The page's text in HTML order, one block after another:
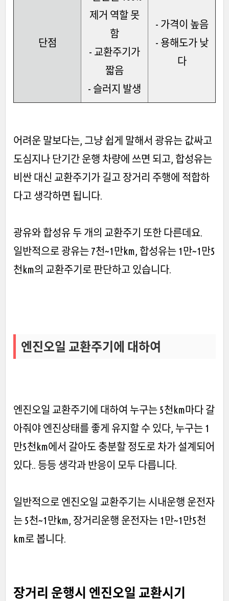
단점
제거 역할 못
함
- 교환주기가
짧음
- 슬러지 발생
- 가격이 높음
- 용해도가 낮
다
어려운 말보다는, 그냥 쉽게 말해서 광유는 값싸고
도심지나 단기간 운행 차량에 쓰면 되고, 합성유는
비싼 대신 교환주기가 길고 장거리 주행에 적합하
다고 생각하면 됩니다.
광유와 합성유 두 개의 교환주기 또한 다른데요.
일반적으로 광유는 7천~1만km, 합성유는 1만~1만5
천km의 교환주기로 판단하고 있습니다.
엔진오일 교환주기에 대하여
엔진오일 교환주기에 대하여 누구는 5천km마다 갈
아줘야 엔진상태를 좋게 유지할 수 있다, 누구는 1
만5천km에서 갈아도 충분할 정도로 차가 설계되어
있다.. 등등 생각과 반응이 모두 다릅니다.
일반적으로 엔진오일 교환주기는 시내운행 운전자
는 5천~1만km, 장거리운행 운전자는 1만~1만5천
km로 봅니다.
장거리 운행시 엔진오일 교환시기